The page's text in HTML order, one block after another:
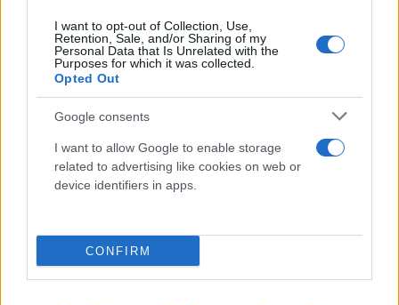
I want to opt-out of Collection, Use,
Retention, Sale, and/or Sharing of my
Personal Data that Is Unrelated with the
Purposes for which it was collected.
Opted Out
Google consents
I want to allow Google to enable storage
related to advertising like cookies on web or
device identifiers in apps.
CONFIRM
Κασσελάκης μπορεί να σταθεί απέναντι στον Κ.
Μητσοτάκη σε ένα debate και να τον κερδίσει.